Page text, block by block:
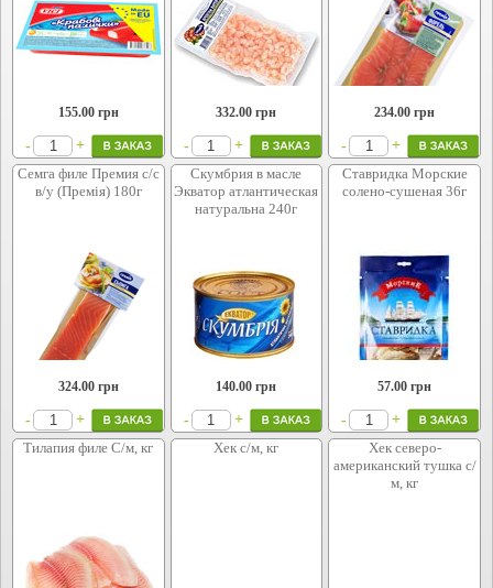
155.00грн
- +
332.00 грн
- +
234.00 грн
-
+
Семга филе Премия с/с
в/у (Премія) 180г
324.00грн
- +
Скумбрия в масле
Экватор атлантическая
натуральна 240г
140.00 грн
- +
Ставридка Морские
солено-сушеная 36г
57.00 грн
-
+
Тилапия филе С/м, кг
Хек с/м, кг
Хек северо-
американский тушка с/
м, кг